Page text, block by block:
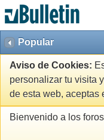
Popular
Aviso de Cookies:
personalizar tu visita
de esta web, aceptas
Bienvenido a los